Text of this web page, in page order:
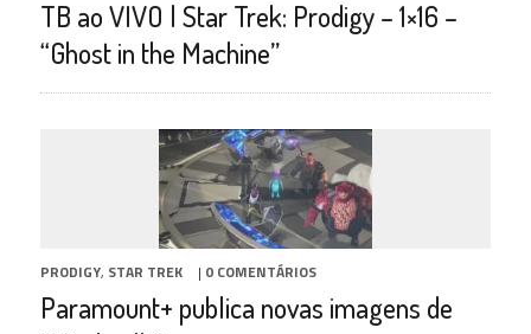
TB ao VIVO | Star Trek: Prodigy – 1×16 –
“Ghost in the Machine”
PRODIGY, STAR TREK | 0 COMENTÁRIOS
Paramount+ publica novas imagens de